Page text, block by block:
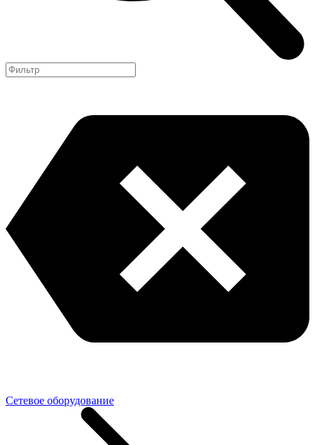
Сетевое оборудование